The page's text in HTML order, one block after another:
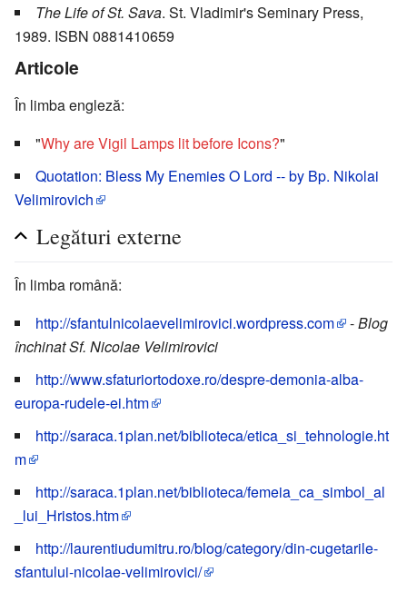
The Life of St. Sava. St. Vladimir's Seminary Press,
1989. ISBN 0881410659
Articole
În limba engleză:
"Why are Vigil Lamps lit before Icons?"
Quotation: Bless My Enemies O Lord -- by Bp. Nikolai
Velimirovich
Legături externe
În limba română:
http://sfantulnicolaevelimirovici.wordpress.com
-Blog
închinat Sf. Nicolae Velimirovici
http://www.sfaturiortodoxe.ro/despre-demonia-alba-
europa-rudele-ei.htm
http://saraca.1plan.net/biblioteca/etica_si_tehnologie.ht
m
http://saraca.1plan.net/biblioteca/femeia_ca_simbol_al
_lui_Hristos.htm
http://laurentiudumitru.ro/blog/category/din-cugetarile-
sfantului-nicolae-velimirovici/